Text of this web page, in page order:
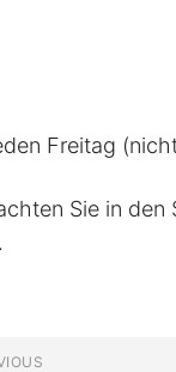
Freitag
Sie in den